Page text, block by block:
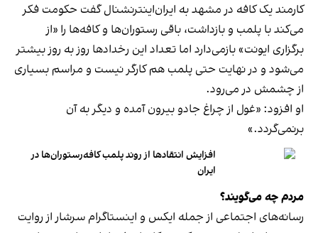
کارمند یک کافه در مشهد به ایران‌اینترنشنال گفت حکومت فکر
می‌کند با پلمب و بازداشت، باقی رستوران‌ها و کافه‌ها را «از
برگزاری ایونت» بازمی‌دارد اما تعداد این رخدادها روز به روز بیشتر
می‌شود و در نهایت حتی پلمب هم کارگر نیست و مراسم بسیاری
از چشمش در می‌رود.
او افزود: «غول از چراغ جادو بیرون آمده و دیگر به آن
برنمی‎‌گردد.»
افزایش انتقادها از روند پلمب کافه‌رستوران‌ها در
ایران
مردم چه می‌گویند؟
رسانه‎‌های اجتماعی از جمله ایکس و اینستاگرام سرشار از روایت